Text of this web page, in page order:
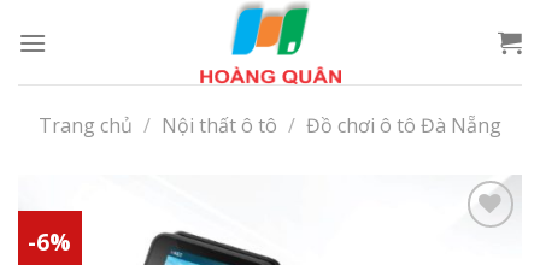
Trang chủ / Nội thất ô tô / Đồ chơi ô tô Đà Nẵng
-6%